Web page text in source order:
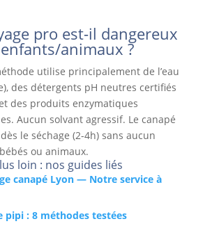
pro est-il dangereux
animaux ?
utilise principalement de l’eau
des détergents pH neutres certifiés
des produits enzymatiques
Aucun solvant agressif. Le canapé
le séchage (2-4h) sans aucun
ou animaux.
loin : nos guides liés
canapé Lyon — Notre service à
pipi : 8 méthodes testées